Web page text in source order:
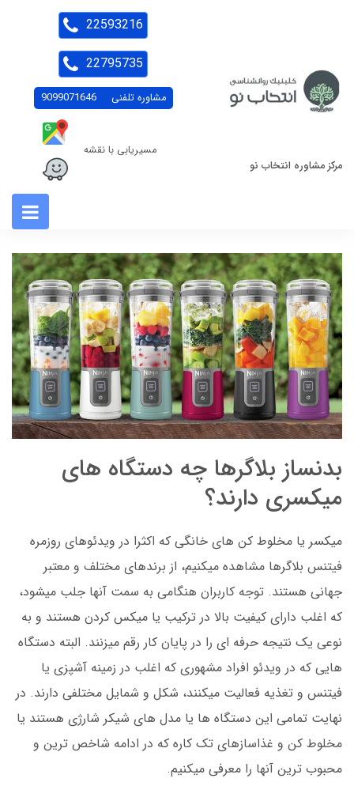
مرکز مشاوره انتخاب نو
مشاوره تلفنی 9099071646
مسیریابی با نقشه
22593216
22795735
بدنساز بلاگرها چه دستگاه های
میکسری دارند؟
میکسر یا مخلوط کن های خانگی که اکثرا در ویدئوهای روزمره
فیتنس بلاگرها مشاهده میکنیم، از برندهای مختلف و معتبر
جهانی هستند. توجه کاربران هنگامی به سمت آنها جلب میشود،
که اغلب دارای کیفیت بالا در ترکیب یا میکس کردن هستند و به
نوعی یک نتیجه حرفه ای را در پایان کار رقم میزنند. البته دستگاه
هایی که در ویدئو افراد مشهوری که اغلب در زمینه آشپزی یا
فیتنس و تغذیه فعالیت میکنند، شکل و شمایل مختلفی دارند. در
نهایت تمامی این دستگاه ها یا مدل های شیکر شارژی هستند یا
مخلوط کن و غذاسازهای تک کاره که در ادامه شاخص ترین و
محبوب ترین آنها را معرفی میکنیم.